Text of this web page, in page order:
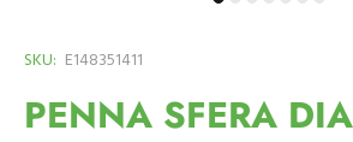
SKU: E148351411
PENNA SFERA